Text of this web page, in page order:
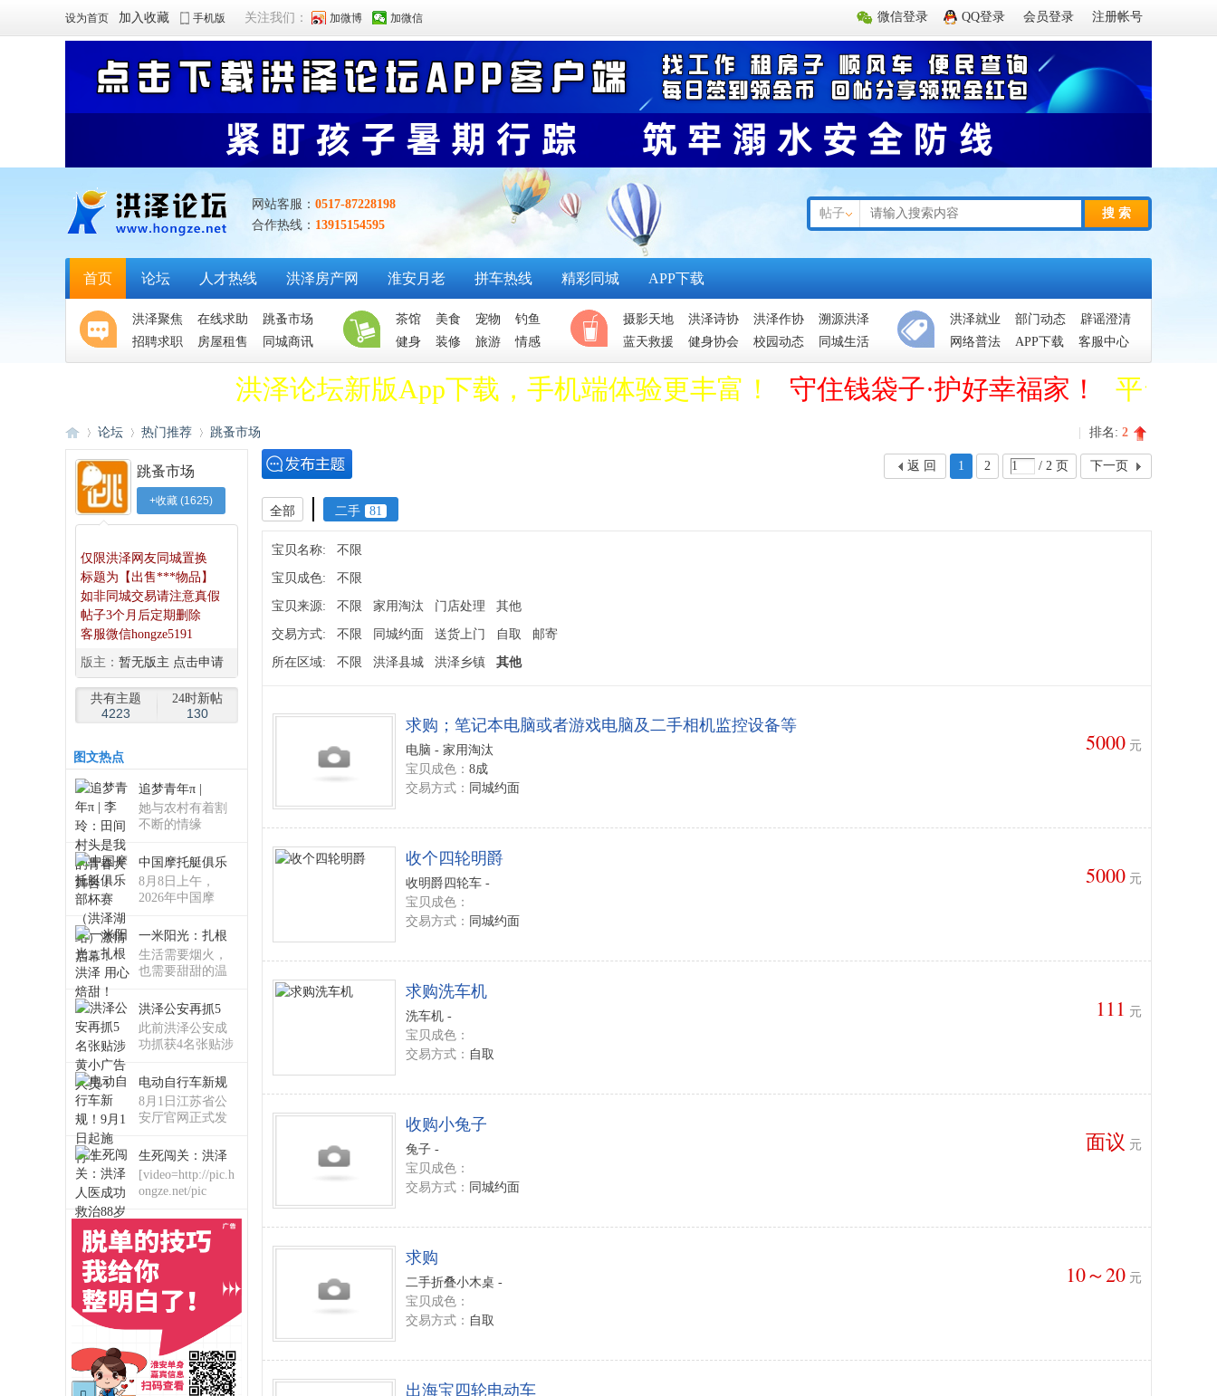
微信登录 QQ登录 会员登录 注册帐号
设为首页 加入收藏 手机版 关注我们： 加微博 加微信
网站客服： 0517-87228198
合作热线： 13915154595
帖子 搜 索
首页 论坛 人才热线 洪泽房产网 淮安月老 拼车热线 精彩同城 APP下载
洪泽聚焦 在线求助
跳蚤市场
招聘求职
房屋租售 同城商讯
茶馆 美食 宠物
钓鱼
健身
装修 旅游 情感
摄影天地 洪泽诗协 洪泽作协
溯源洪泽
蓝天救援
健身协会 校园动态 同城生活
洪泽就业 部门动态
辟谣澄清
网络普法
APP下载 客服中心
洪泽论坛新版App下载，手机端体验更丰富！ 守住钱袋子·护好幸福家！ 平台管
洪
泽
论
坛
»
论坛
›
热门推荐 跳蚤市场 排名: 2
跳蚤市场
+收藏 (1625)
仅限洪泽网友同城置换
标题为【出售***物品】
如非同城交易请注意真假
帖子3个月后定期删除
客服微信hongze5191
版主： 暂无版主 点击申请
◆
◆
共有主题
4223
24时新帖
130
图文热点
追梦青年π |
她与农村有着割
不断的情缘
中国摩托艇俱乐
8月8日上午，
2026年中国摩
一米阳光：扎根
生活需要烟火，
也需要甜甜的温
洪泽公安再抓5
此前洪泽公安成
功抓获4名张贴涉
电动自行车新规
8月1日江苏省公
安厅官网正式发
生死闯关：洪泽
[video=http://pic.h
ongze.net/pic
1 2 / 2 页 下一页
返 回
全部 二手 81
宝贝名称: 不限
宝贝成色: 不限
宝贝来源: 不限 家用淘汰 门店处理 其他
交易方式: 不限 同城约面 送货上门 自取 邮寄
所在区域: 不限 洪泽县城 洪泽乡镇 其他
求购；笔记本电脑或者游戏电脑及二手相机监控设备等
电脑 - 家用淘汰
宝贝成色： 8成
交易方式： 同城约面
5000 元
收个四轮明爵
收明爵四轮车 -
宝贝成色：
交易方式： 同城约面
5000 元
求购洗车机
洗车机 -
宝贝成色：
交易方式： 自取
111 元
收购小兔子
兔子 -
宝贝成色：
交易方式： 同城约面
面议 元
求购
二手折叠小木桌 -
宝贝成色：
交易方式： 自取
10～20 元
出海宝四轮电动车